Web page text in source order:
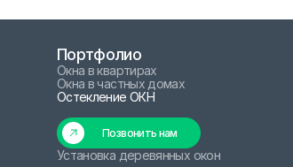
Портфолио
Окна в квартирах
Окна в частных домах
Остекление ОКН
Позвонить нам
Установка деревянных окон